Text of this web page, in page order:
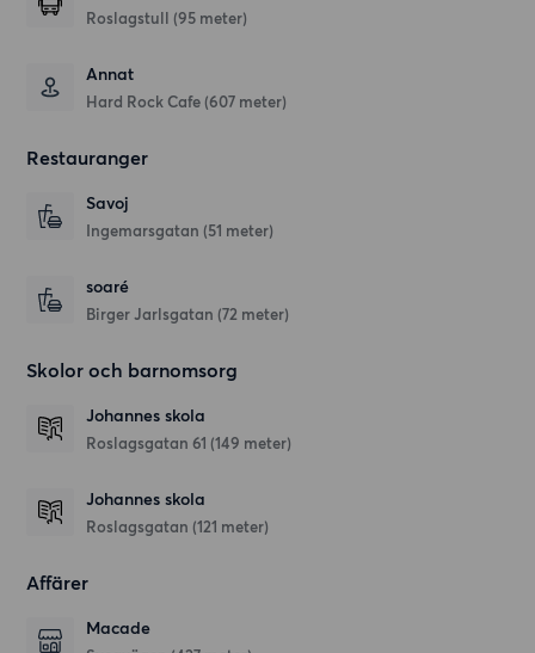
Roslagstull (95 meter)
Annat
Hard Rock Cafe (607 meter)
Restauranger
Savoj
Ingemarsgatan (51 meter)
soaré
Birger Jarlsgatan (72 meter)
Skolor och barnomsorg
Johannes skola
Roslagsgatan 61 (149 meter)
Johannes skola
Roslagsgatan (121 meter)
Affärer
Macade